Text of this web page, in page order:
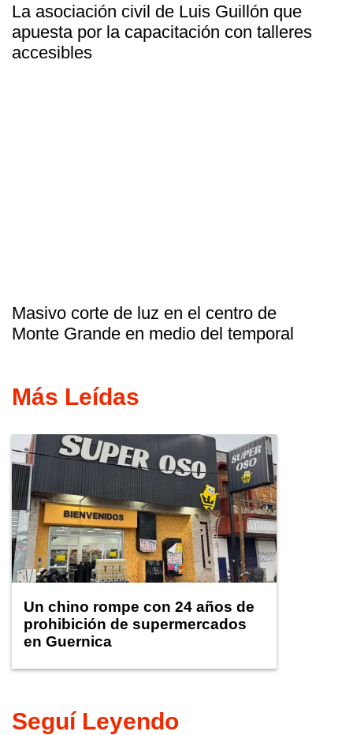
La asociación civil de Luis Guillón que
apuesta por la capacitación con talleres
accesibles
Masivo corte de luz en el centro de
Monte Grande en medio del temporal
Más Leídas
Un chino rompe con 24 años de
prohibición de supermercados
en Guernica
Seguí Leyendo